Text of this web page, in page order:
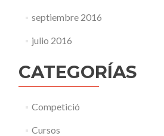
septiembre 2016
julio 2016
CATEGORÍAS
Competició
Cursos